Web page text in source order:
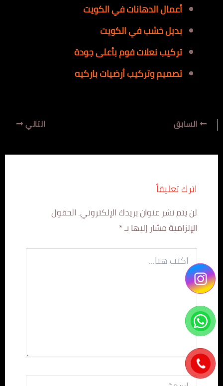
أعمال الدهانات في الكويت
بديل خشب في الكويت
تركيب نعلات فوم بأعلى جودة
تصميم وتركيب أرضيات باركيه
السابق التالي
اترك تعليقاً
لن يتم نشر عنوان بريدك الإلكتروني.الحقول
الإلزامية مشار إليها بـ*
اكتب
هنا...
اسم*